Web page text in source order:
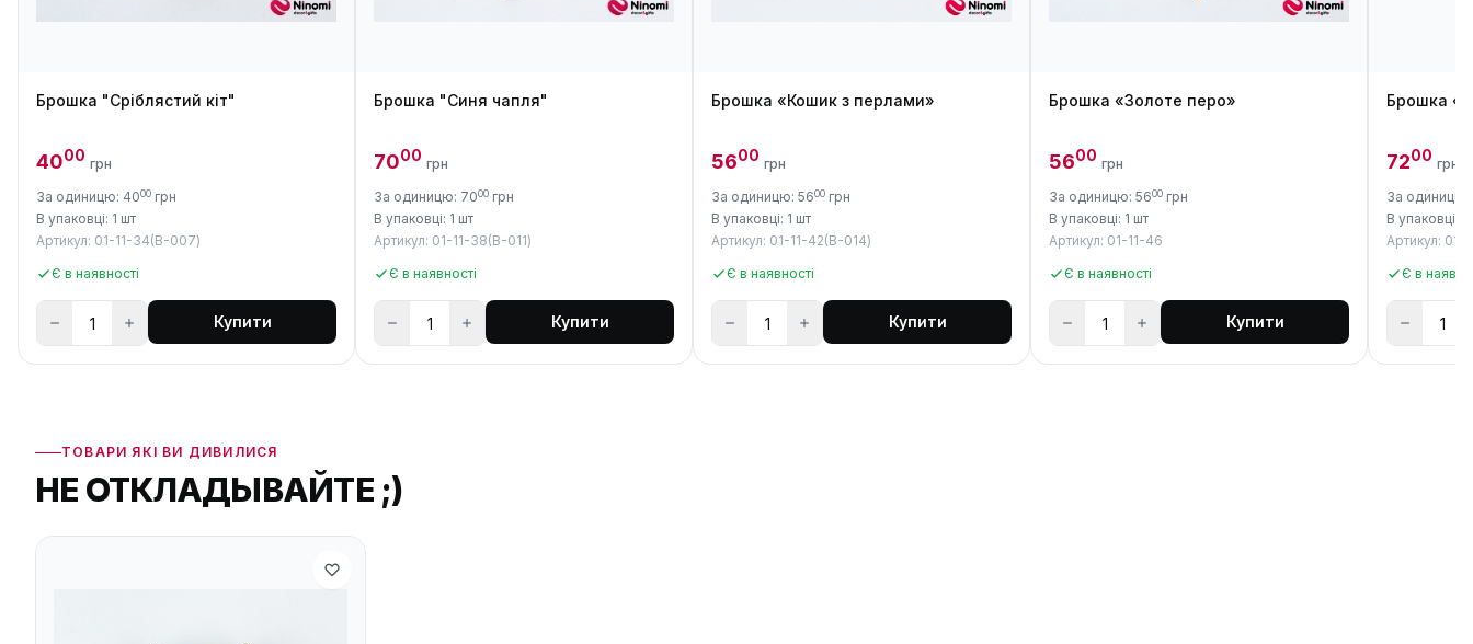
Брошка "Сріблястий кіт"
4000 грн
За одиницю: 4000 грн
В упаковці: 1 шт
Артикул: 01-11-34(B-007)
Є в наявності
Купити
Брошка "Синя чапля"
7000 грн
За одиницю: 7000 грн
В упаковці: 1 шт
Артикул: 01-11-38(B-011)
Є в наявності
Купити
Брошка «Кошик з перлами»
5600 грн
За одиницю: 5600 грн
В упаковці: 1 шт
Артикул: 01-11-42(B-014)
Є в наявності
Купити
Брошка «Золоте перо»
5600 грн
За одиницю: 5600 грн
В упаковці: 1 шт
Артикул: 01-11-46
Є в наявності
Купити
Брошка
7200 грн
За одиницю:
В упаковці: 1
Артикул: 01-
Є в
ТОВАРИ ЯКІ ВИ ДИВИЛИСЯ
НЕ ОТКЛАДЫВАЙТЕ ;)